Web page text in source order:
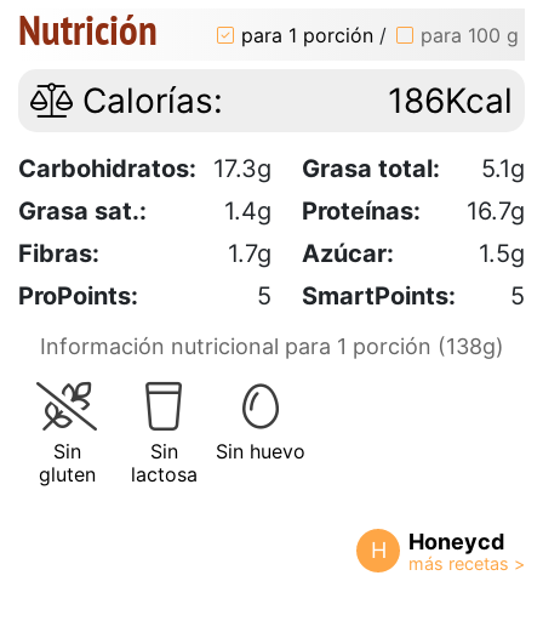
Nutrición para 1 porción / para 100 g
Calorías: 186Kcal
Carbohidratos: 17.3g Grasa total:
5.1g
Grasa sat.:
1.4g Proteínas:
16.7g
Fibras:
1.7g Azúcar:
1.5g
ProPoints:
5 SmartPoints: 5
Información nutricional para 1 porción (138g)
Sin
gluten
Sin
lactosa
Sin huevo
H Honeycd